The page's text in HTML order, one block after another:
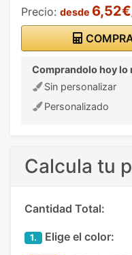
Precio: desde
Comprandolo hoy lo
Sin personalizar
Personalizado
Calcula tu
Cantidad Total:
1. Elige el color: